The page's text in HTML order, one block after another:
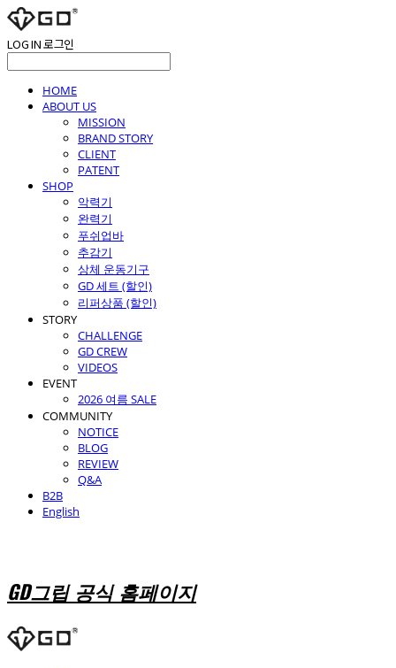
LOG IN로그인
HOME
ABOUT US
MISSION
BRAND STORY
CLIENT
PATENT
SHOP
악력기
완력기
푸쉬업바
추감기
상체 운동기구
GD 세트 (할인)
리퍼상품 (할인)
STORY
CHALLENGE
GD CREW
VIDEOS
EVENT
2026 여름 SALE
COMMUNITY
NOTICE
BLOG
REVIEW
Q&A
B2B
English
GD그립 공식 홈페이지